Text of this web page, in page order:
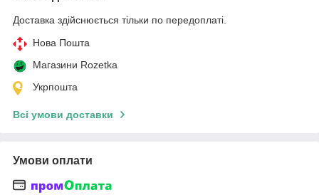
Доставка здійснюється тільки по передоплаті.
Нова Пошта
Магазини Rozetka
Укрпошта
Всі умови доставки
Умови оплати